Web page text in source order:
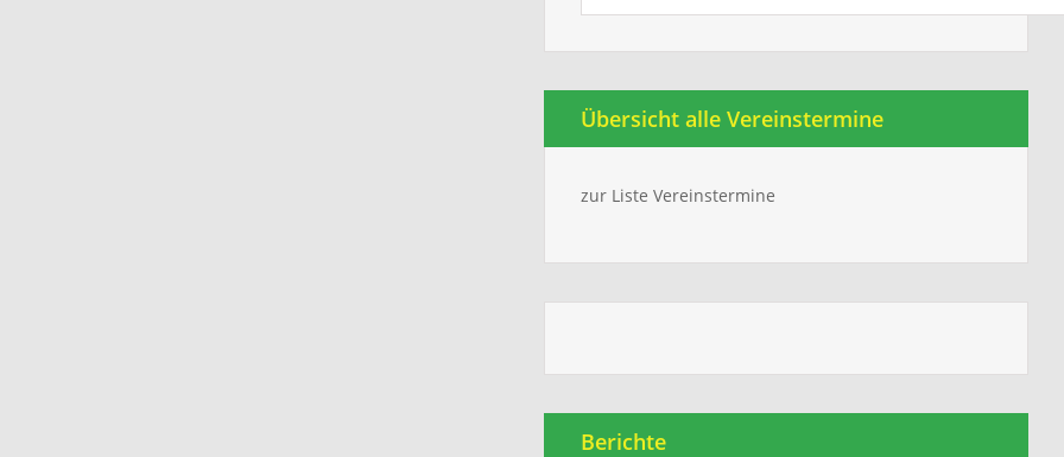
Übersicht alle Vereinstermine
zur Liste Vereinstermine
Berichte